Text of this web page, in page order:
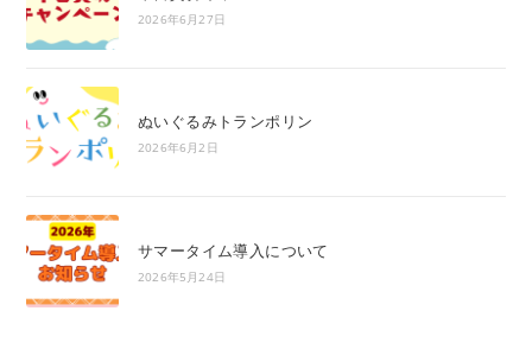
2026年6月27日
ぬいぐるみトランポリン
2026年6月2日
サマータイム導入について
2026年5月24日